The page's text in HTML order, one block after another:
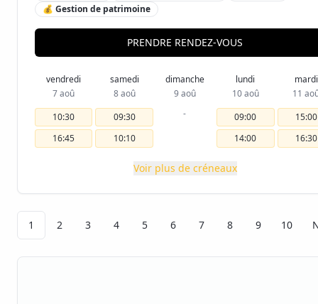
💰 Gestion de patrimoine
PRENDRE RENDEZ-VOUS
vendredi
7 aoû
10:30
16:45
samedi
8 aoû
09:30
10:10
dimanche
9 aoû
-
lundi
10 aoû
09:00
14:00
mardi
11
15:00
16:30
Voir plus de créneaux
1 2 3 4 5 6 7 8 9 10